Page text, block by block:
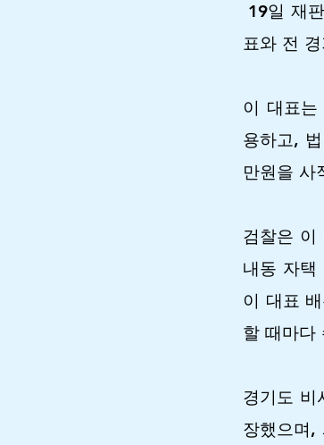
19일 재
표와 전
이 대표
용하고,
만원을 사
검찰은 이
내동 자택
이 대표
할 때마다
경기도 비
장했으며,